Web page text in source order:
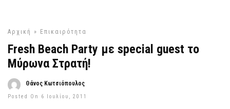
Αρχική » Επικαιρότητα
Fresh Beach Party με special guest το
Μύρωνα Στρατή!
Θάνος Κωτσιόπουλος
Posted On 6 Ιουλίου, 2011